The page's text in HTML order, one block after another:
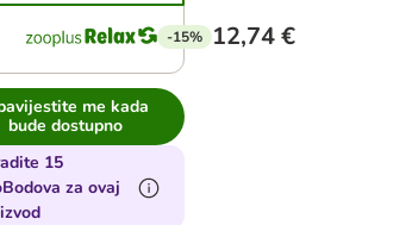
-15% 12,74 €
me kada
bude dostupno
15
za ovaj